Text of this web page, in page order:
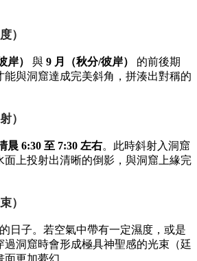
）
岸） 與 9 月（秋分/彼岸）
的前後期
能與洞窟達成完美斜角，拼湊出對稱的
）
晨 6:30 至 7:30 左右。此時斜射入洞窟
面上投射出清晰的倒影，與洞窟上緣完
）
的日子。若空氣中帶有一定濕度，或是
過洞窟時會形成極具神聖感的光束（廷